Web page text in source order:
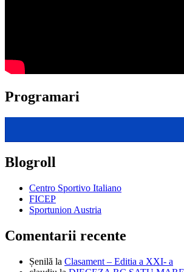
Programari
Blogroll
Centro Sportivo Italiano
FICEP
Sportunion Austria
Comentarii recente
Șenilă la Clasament – Editia a XXI- a